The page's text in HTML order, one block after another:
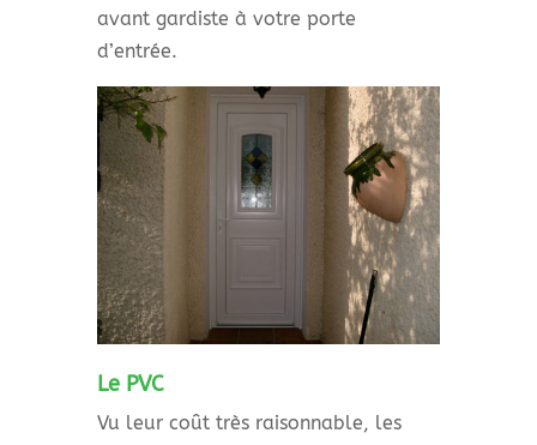
avant gardiste à votre porte
d’entrée.
Le PVC
Vu leur coût très raisonnable, les